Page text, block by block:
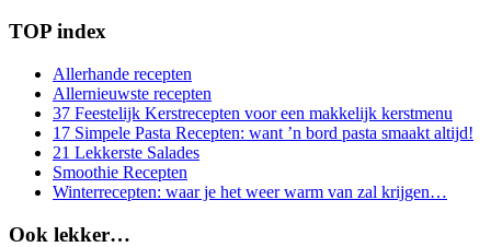
TOP index
Allerhande recepten
Allernieuwste recepten
37 Feestelijk Kerstrecepten voor een makkelijk kerstmenu
17 Simpele Pasta Recepten: want ’n bord pasta smaakt altijd!
21 Lekkerste Salades
Smoothie Recepten
Winterrecepten: waar je het weer warm van zal krijgen…
Ook lekker…